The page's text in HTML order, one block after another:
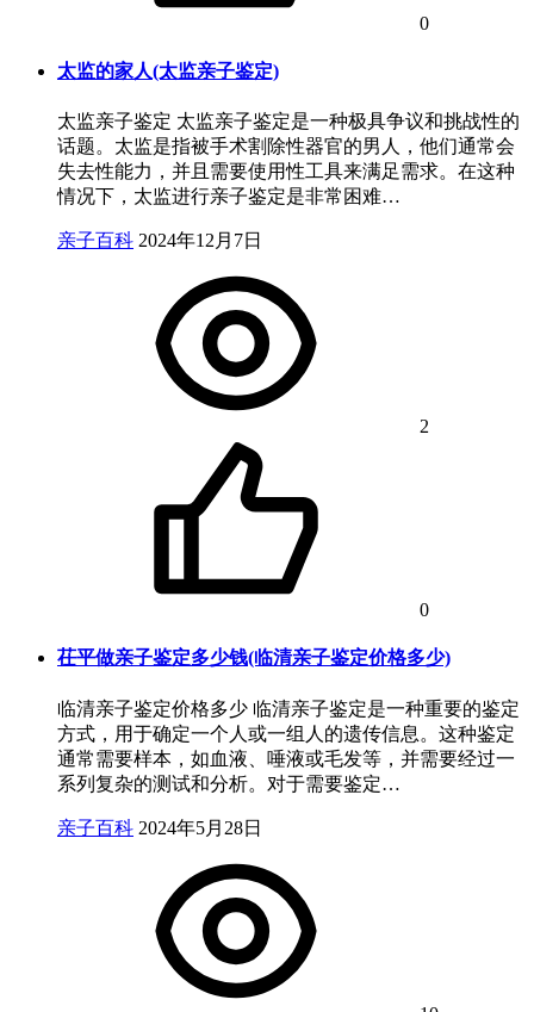
0
太监的家人(太监亲子鉴定)
太监亲子鉴定 太监亲子鉴定是一种极具争议和挑战性的
话题。太监是指被手术割除性器官的男人，他们通常会
失去性能力，并且需要使用性工具来满足需求。在这种
情况下，太监进行亲子鉴定是非常困难…
亲子百科 2024年12月7日
2
0
茌平做亲子鉴定多少钱(临清亲子鉴定价格多少)
临清亲子鉴定价格多少 临清亲子鉴定是一种重要的鉴定
方式，用于确定一个人或一组人的遗传信息。这种鉴定
通常需要样本，如血液、唾液或毛发等，并需要经过一
系列复杂的测试和分析。对于需要鉴定…
亲子百科 2024年5月28日